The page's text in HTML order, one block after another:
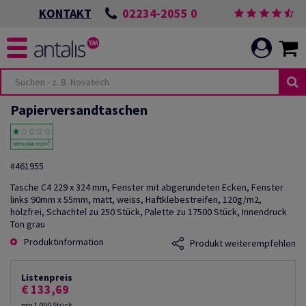
KONTAKT 02234-2055 0
Papierversandtaschen
#461955
Tasche C4 229 x 324 mm, Fenster mit abgerundeten Ecken, Fenster
links 90mm x 55mm, matt, weiss, Haftklebestreifen, 120g/m2,
holzfrei, Schachtel zu 250 Stück, Palette zu 17500 Stück, Innendruck
Ton grau
Produktinformation
Produkt weiterempfehlen
Listenpreis
€ 133,69